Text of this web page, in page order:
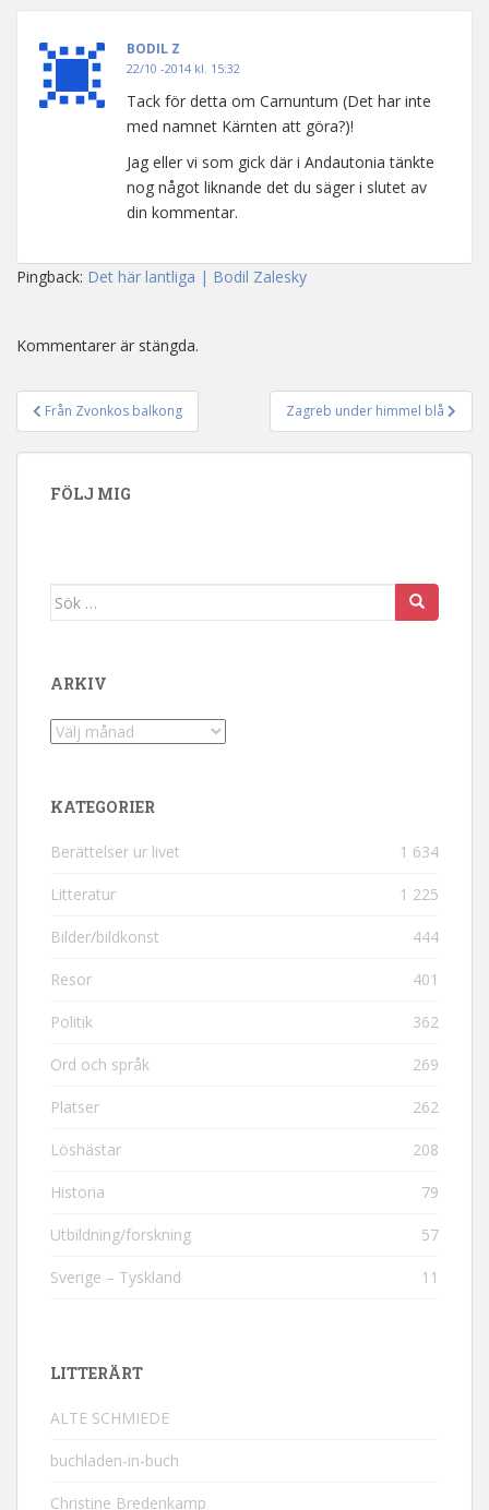
BODIL Z
22/10 -2014 kl. 15:32
Tack för detta om Carnuntum (Det har inte
med namnet Kärnten att göra?)!
Jag eller vi som gick där i Andautonia tänkte
nog något liknande det du säger i slutet av
din kommentar.
Pingback: Det här lantliga | Bodil Zalesky
Kommentarer är stängda.
Inläggsnavigering
Från Zvonkos balkong Zagreb under himmel blå
FÖLJ MIG
Sök efter:
ARKIV
Arkiv
KATEGORIER
Berättelser ur livet 1 634
Litteratur 1 225
Bilder/bildkonst 444
Resor 401
Politik 362
Ord och språk 269
Platser 262
Löshästar 208
Historia 79
Utbildning/forskning 57
Sverige – Tyskland 11
LITTERÄRT
ALTE SCHMIEDE
buchladen-in-buch
Christine Bredenkamp